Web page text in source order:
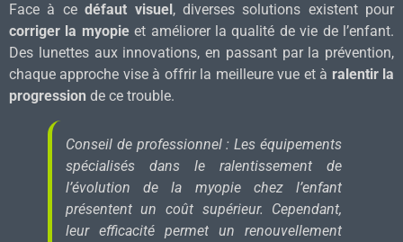
Face à cedéfaut visuel , diverses solutions existent pour
corriger la myopieet améliorer la qualité de vie de l’enfant.
Des lunettes aux innovations, en passant par la prévention,
chaque approche vise à offrir la meilleure vue et à ralentir la
progression de ce trouble.
Conseil de professionnel : Les équipements
spécialisés dans le ralentissement de
l’évolution de la myopie chez l’enfant
présentent un coût supérieur. Cependant,
leur efficacité permet un renouvellement